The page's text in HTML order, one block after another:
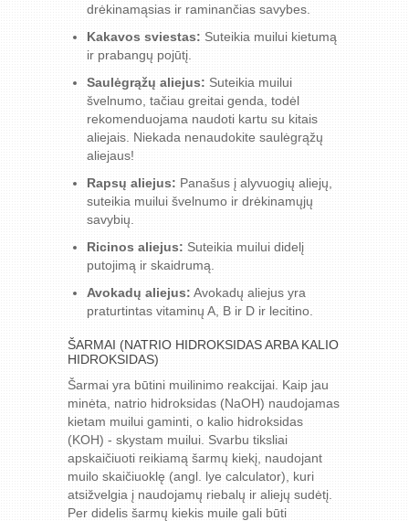
drėkinamąsias ir raminančias savybes.
Kakavos sviestas: Suteikia muilui kietumą
ir prabangų pojūtį.
Saulėgrąžų aliejus: Suteikia muilui
švelnumo, tačiau greitai genda, todėl
rekomenduojama naudoti kartu su kitais
aliejais. Niekada nenaudokite saulėgrąžų
aliejaus!
Rapsų aliejus: Panašus į alyvuogių aliejų,
suteikia muilui švelnumo ir drėkinamųjų
savybių.
Ricinos aliejus: Suteikia muilui didelį
putojimą ir skaidrumą.
Avokadų aliejus: Avokadų aliejus yra
praturtintas vitaminų A, B ir D ir lecitino.
ŠARMAI (NATRIO HIDROKSIDAS ARBA KALIO
HIDROKSIDAS)
Šarmai yra būtini muilinimo reakcijai. Kaip jau
minėta, natrio hidroksidas (NaOH) naudojamas
kietam muilui gaminti, o kalio hidroksidas
(KOH) - skystam muilui. Svarbu tiksliai
apskaičiuoti reikiamą šarmų kiekį, naudojant
muilo skaičiuoklę (angl. lye calculator), kuri
atsižvelgia į naudojamų riebalų ir aliejų sudėtį.
Per didelis šarmų kiekis muile gali būti